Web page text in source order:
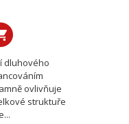
dluhového
ovlivňuje
struktuře